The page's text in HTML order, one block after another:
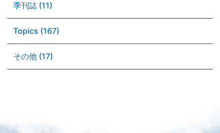
季刊誌 (11)
Topics (167)
その他 (17)